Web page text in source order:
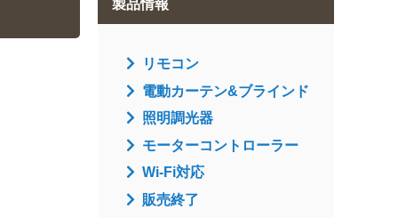
製品情報
リモコン
電動カーテン&ブラインド
照明調光器
モーターコントローラー
Wi-Fi対応
販売終了